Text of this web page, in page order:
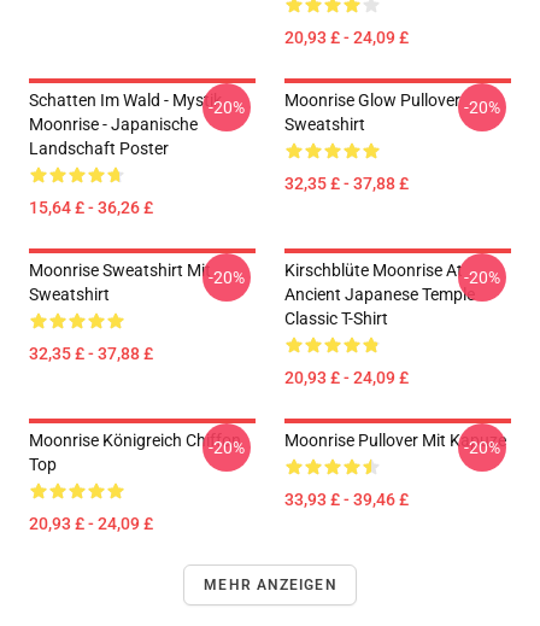
20,93 £ - 24,09 £
Schatten Im Wald - Mystik
Moonrise - Japanische
Landschaft Poster
15,64 £ - 36,26 £
-20%
Moonrise Glow Pullover
Sweatshirt
32,35 £ - 37,88 £
-20%
Moonrise Sweatshirt Mit
Sweatshirt
32,35 £ - 37,88 £
-20%
Kirschblüte Moonrise At
Ancient Japanese Temple
Classic T-Shirt
20,93 £ - 24,09 £
-20%
Moonrise Königreich Chiffon
Top
20,93 £ - 24,09 £
-20% Moonrise Pullover Mit Kapuze
33,93 £ - 39,46 £
-20%
MEHR ANZEIGEN